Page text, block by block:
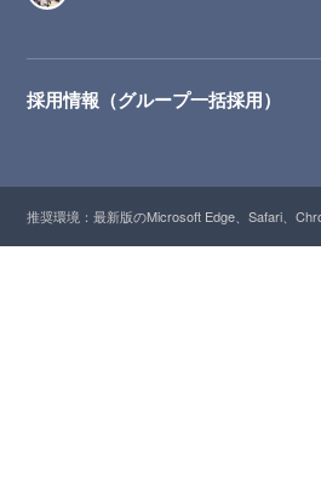
採用情報（グループ一括採用）
推奨環境：最新版のMicrosoft Edge、Safari、